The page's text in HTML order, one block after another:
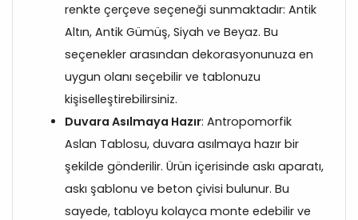
renkte çerçeve seçeneği sunmaktadır: Antik
Altın, Antik Gümüş, Siyah ve Beyaz. Bu
seçenekler arasından dekorasyonunuza en
uygun olanı seçebilir ve tablonuzu
kişiselleştirebilirsiniz.
Duvara Asılmaya Hazır: Antropomorfik
Aslan Tablosu, duvara asılmaya hazır bir
şekilde gönderilir. Ürün içerisinde askı aparatı,
askı şablonu ve beton çivisi bulunur. Bu
sayede, tabloyu kolayca monte edebilir ve